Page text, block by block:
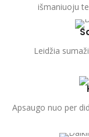
išmaniuoju
Leidžia
Apsaugo nuo per